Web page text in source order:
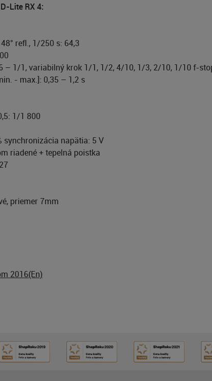
Lite RX 4:
refl., 1/250 s: 64,3
– 1/1, variabilný krok 1/1, 1/2, 4/10, 1/3, 2/10, 1/10 f-
- max.]: 0,35 – 1,2 s
1/1 800
synchronizácia napätia: 5 V
riadené + tepelná poistka
priemer 7mm
2016(En)